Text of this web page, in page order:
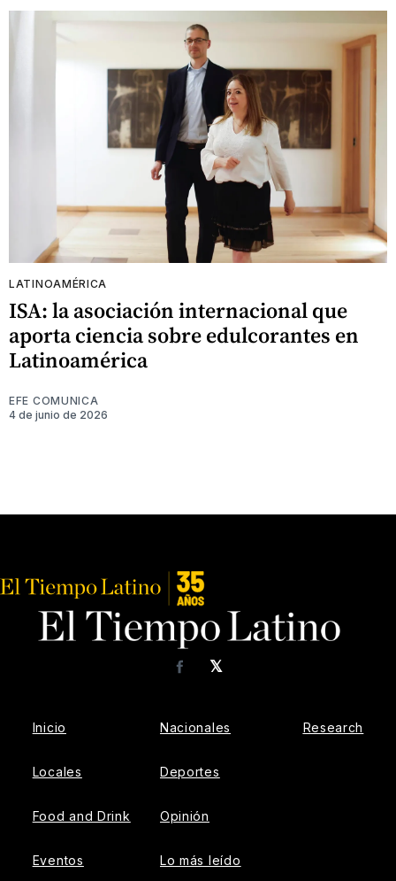
LATINOAMÉRICA
ISA: la asociación internacional que
aporta ciencia sobre edulcorantes en
Latinoamérica
EFE COMUNICA
4 de junio de 2026
𝕏
Facebook
Inicio
Locales
Food and Drink
Eventos
Nacionales
Deportes
Opinión
Lo más leído
Research